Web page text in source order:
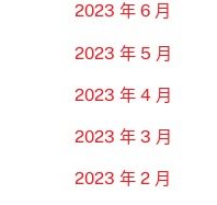
2023 年 6 月
2023 年 5 月
2023 年 4 月
2023 年 3 月
2023 年 2 月